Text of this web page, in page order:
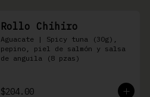
Rollo Chihiro
Aguacate | Spicy tuna (30g),
pepino, piel de salmón y salsa
de anguila (8 pzas)
$204.00